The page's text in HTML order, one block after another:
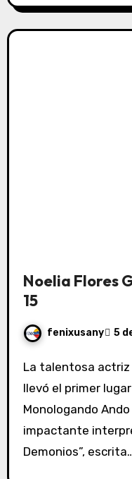
Noelia Flores
15
fenixusany 5
La talentosa actriz peruana Noelia Flores se
llevó el primer
Monologando
impactante
Demonios”,